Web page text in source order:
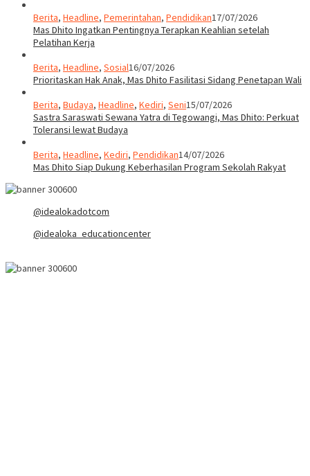
Berita, Headline, Pemerintahan, Pendidikan17/07/2026
Mas Dhito Ingatkan Pentingnya Terapkan Keahlian setelah
Pelatihan Kerja
Berita, Headline, Sosial16/07/2026
Prioritaskan Hak Anak, Mas Dhito Fasilitasi Sidang Penetapan Wali
Berita, Budaya, Headline, Kediri, Seni15/07/2026
Sastra Saraswati Sewana Yatra di Tegowangi, Mas Dhito: Perkuat
Toleransi lewat Budaya
Berita, Headline, Kediri, Pendidikan14/07/2026
Mas Dhito Siap Dukung Keberhasilan Program Sekolah Rakyat
@idealokadotcom
@idealoka_educationcenter